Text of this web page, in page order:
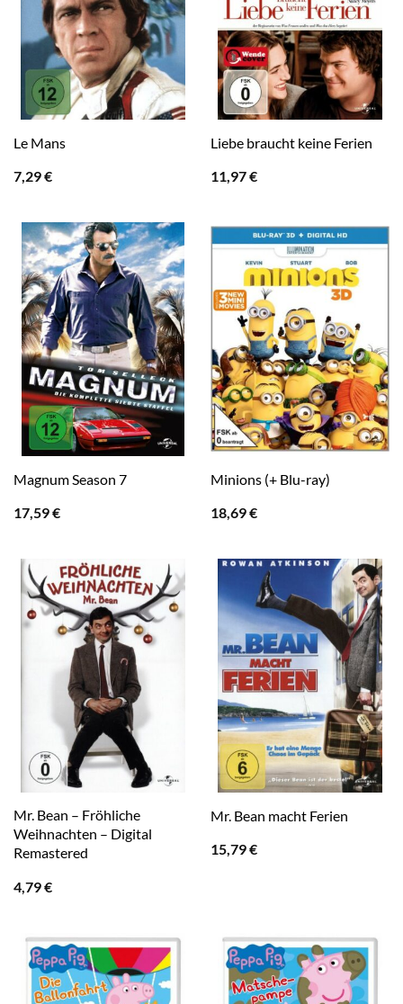
Le Mans
7,29€
Liebe braucht keine Ferien
11,97€
Magnum Season 7
17,59€
Minions (+ Blu-ray)
18,69€
Mr. Bean – Fröhliche
Weihnachten – Digital
Remastered
4,79€
Mr. Bean macht Ferien
15,79€